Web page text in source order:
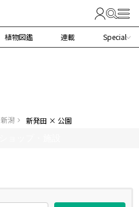
植物図鑑 連載 Special
新潟
新発田 × 公園